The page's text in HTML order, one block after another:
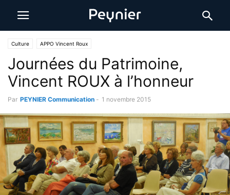
Culture APPO Vincent Roux
Journées du Patrimoine,
Vincent ROUX à l’honneur
Par PEYNIER Communication - 1 novembre 2015